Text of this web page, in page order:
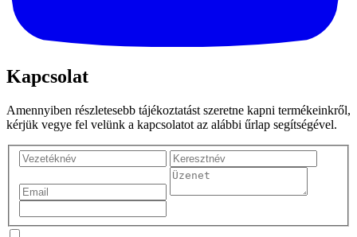
Kapcsolat
Amennyiben részletesebb tájékoztatást szeretne kapni termékeinkről,
kérjük vegye fel velünk a kapcsolatot az alábbi űrlap segítségével.